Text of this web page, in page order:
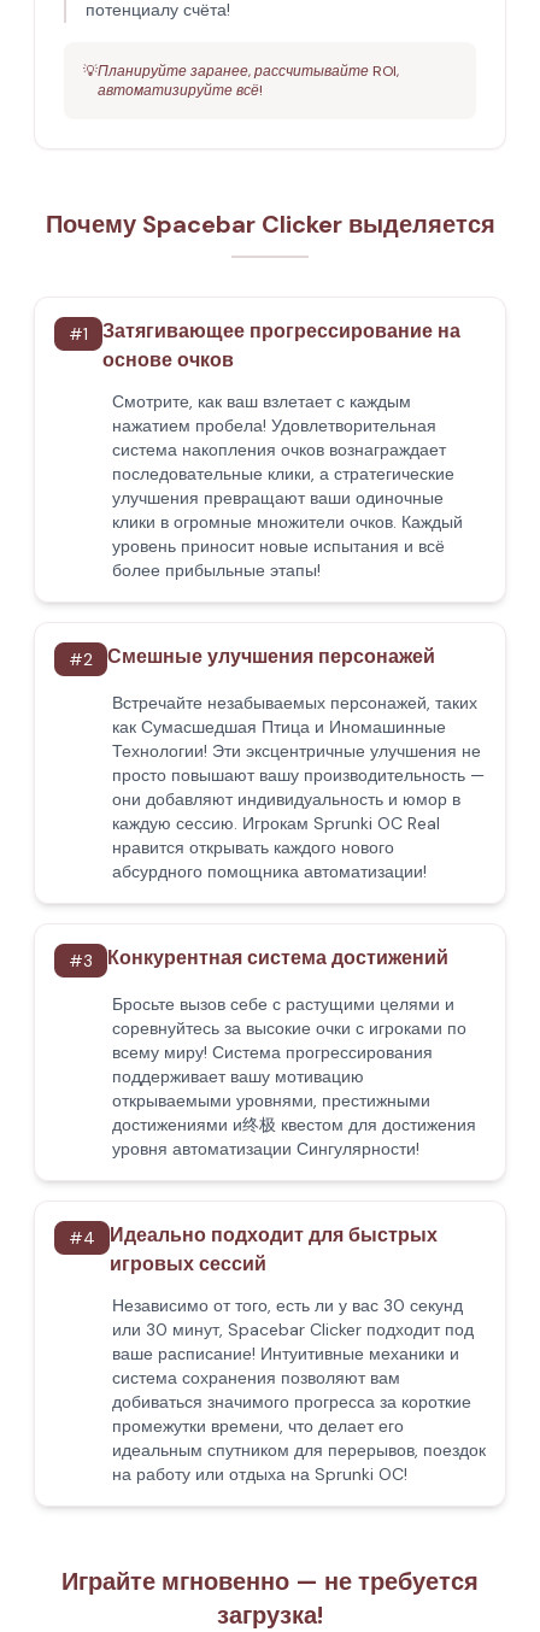
потенциалу счёта!
💡Планируйте заранее, рассчитывайте ROI,
автоматизируйте всё!
Почему Spacebar Clicker выделяется
#1
Затягивающее прогрессирование на
основе очков
Смотрите, как ваш взлетает с каждым
нажатием пробела! Удовлетворительная
система накопления очков вознаграждает
последовательные клики, а стратегические
улучшения превращают ваши одиночные
клики в огромные множители очков. Каждый
уровень приносит новые испытания и всё
более прибыльные этапы!
#2 Смешные улучшения персонажей
Встречайте незабываемых персонажей, таких
как Сумасшедшая Птица и Иномашинные
Технологии! Эти эксцентричные улучшения не
просто повышают вашу производительность —
они добавляют индивидуальность и юмор в
каждую сессию. Игрокам Sprunki OC Real
нравится открывать каждого нового
абсурдного помощника автоматизации!
#3 Конкурентная система достижений
Бросьте вызов себе с растущими целями и
соревнуйтесь за высокие очки с игроками по
всему миру! Система прогрессирования
поддерживает вашу мотивацию
открываемыми уровнями, престижными
достижениями и终极 квестом для достижения
уровня автоматизации Сингулярности!
#4
Идеально подходит для быстрых
игровых сессий
Независимо от того, есть ли у вас 30 секунд
или 30 минут, Spacebar Clicker подходит под
ваше расписание! Интуитивные механики и
система сохранения позволяют вам
добиваться значимого прогресса за короткие
промежутки времени, что делает его
идеальным спутником для перерывов, поездок
на работу или отдыха на Sprunki OC!
Играйте мгновенно — не требуется
загрузка!